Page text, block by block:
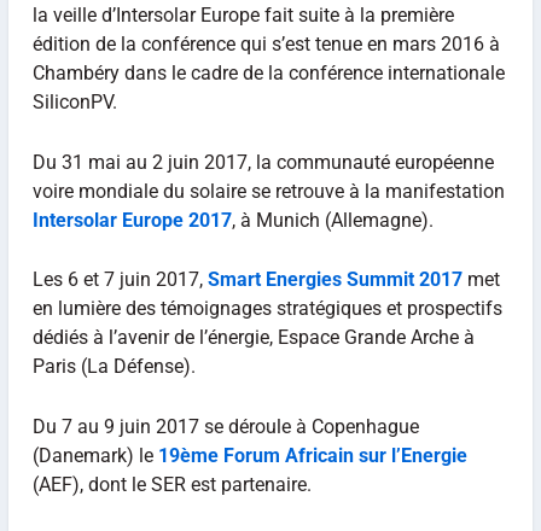
la veille d’Intersolar Europe fait suite à la première
édition de la conférence qui s’est tenue en mars 2016 à
Chambéry dans le cadre de la conférence internationale
SiliconPV.
Du 31 mai au 2 juin 2017, la communauté européenne
voire mondiale du solaire se retrouve à la manifestation
Intersolar Europe 2017, à Munich (Allemagne).
Les 6 et 7 juin 2017, Smart Energies Summit 2017met
en lumière des témoignages stratégiques et prospectifs
dédiés à l’avenir de l’énergie, Espace Grande Arche à
Paris (La Défense).
Du 7 au 9 juin 2017 se déroule à Copenhague
(Danemark) le 19ème Forum Africain sur l’Energie
(AEF), dont le SER est partenaire.